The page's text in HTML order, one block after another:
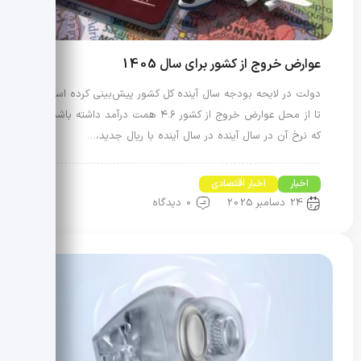
عوارض خروج از کشور برای سال 1405
دولت در لایحه بودجه سال آینده کل کشور پیش‌بینی کرده است
تا از محل عوارض خروج از کشور ۴.۶ همت درآمد داشته باشد
که نرخ آن در سال آینده در سال آینده با ریال جدید،…
اخبار اخبار اقتصادی
24 دسامبر 2025 0 دیدگاه